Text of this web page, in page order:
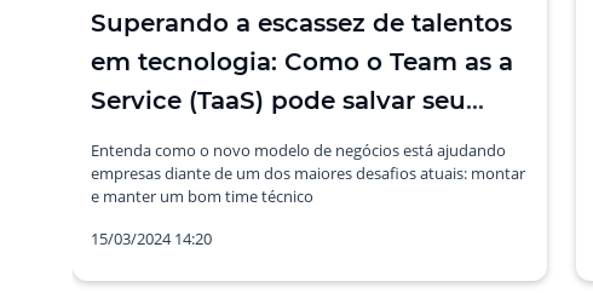
Superando a escassez de talentos
em tecnologia: Como o Team as a
Service (TaaS) pode salvar seu
projeto Liferay
Entenda como o novo modelo de negócios está ajudando
empresas diante de um dos maiores desafios atuais: montar
e manter um bom time técnico
15/03/2024 14:20